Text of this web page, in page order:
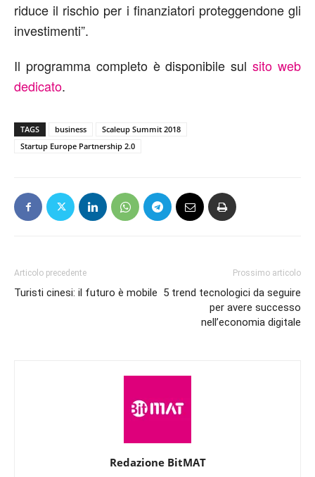
riduce il rischio per i finanziatori proteggendone gli
investimenti”.
Il programma completo è disponibile sulsito web
dedicato.
TAGS business
Scaleup Summit 2018
Startup Europe Partnership 2.0
Articolo precedente
Turisti cinesi: il futuro è mobile
Prossimo articolo
5 trend tecnologici da seguire
per avere successo
nell’economia digitale
Redazione BitMAT